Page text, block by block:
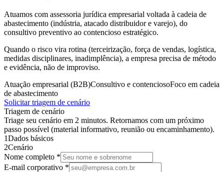
Atuamos com assessoria jurídica empresarial voltada à cadeia de
abastecimento (indústria, atacado distribuidor e varejo), do
consultivo preventivo ao contencioso estratégico.
Quando o risco vira rotina (terceirização, força de vendas, logística,
medidas disciplinares, inadimplência), a empresa precisa de método
e evidência, não de improviso.
Atuação empresarial (B2B)Consultivo e contenciosoFoco em cadeia
de abastecimento
Solicitar triagem de cenário
Triagem de cenário
Triage seu cenário em 2 minutos. Retornamos com um próximo
passo possível (material informativo, reunião ou encaminhamento).
1Dados básicos
2Cenário
Nome completo *
E-mail corporativo *